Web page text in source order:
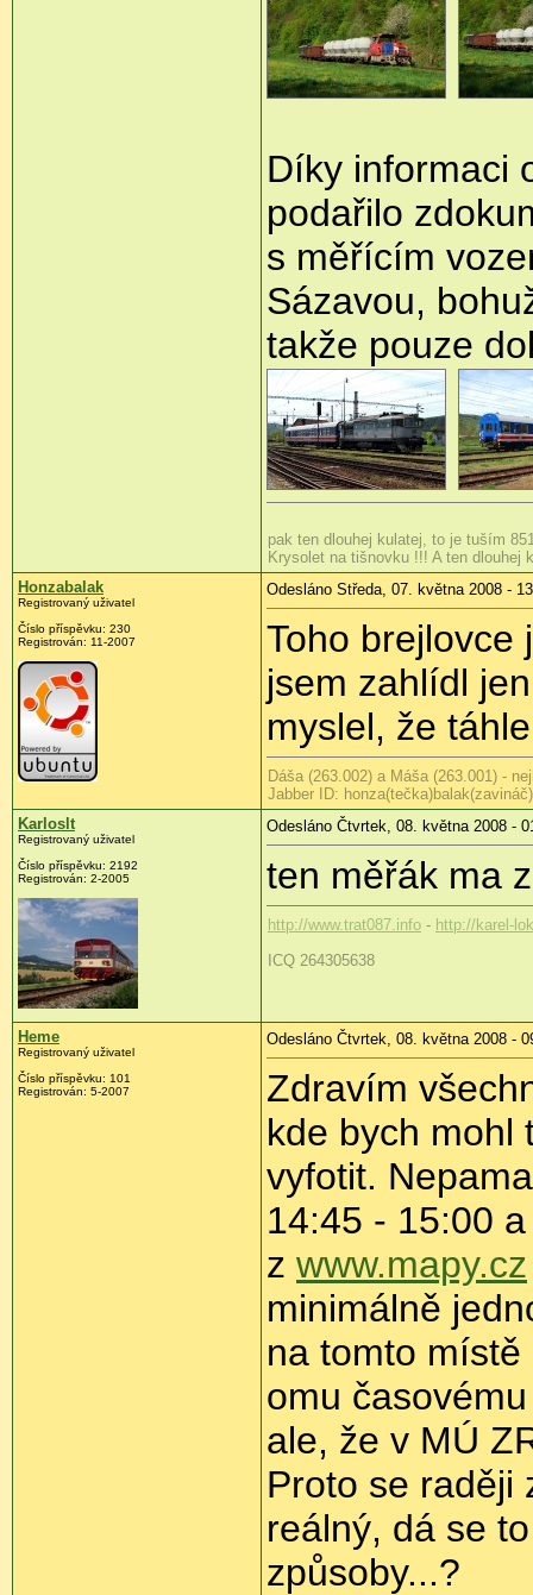
Díky informaci
podařilo
s měřícím
Sázavou,
takže pouze
pak ten dlouhej kulatej, to je tuším
Krysolet na tišnovku !!! A ten dlouhej
Honzabalak
Registrovaný uživatel
Číslo příspěvku: 230
Registrován: 11-2007
Odesláno Středa, 07. května 2008 -
Toho brejlovce
jsem zahlídl
myslel, že
Dáša (263.002) a Máša (263.001) -
Jabber ID:
Karloslt
Registrovaný uživatel
Číslo příspěvku: 2192
Registrován: 2-2005
Odesláno Čtvrtek, 08. května 2008 -
ten měřák ma
http://www.trat087.info - http://karel-
ICQ 264305638
Heme
Registrovaný uživatel
Číslo příspěvku: 101
Registrován: 5-2007
Odesláno Čtvrtek, 08. května 2008 -
Zdravím
kde bych mohl
vyfotit.
14:45 - 15:00
z www.mapy.cz
minimálně
na tomto
omu
ale, že v MÚ
Proto se raději
reálný, dá se
způsoby...?